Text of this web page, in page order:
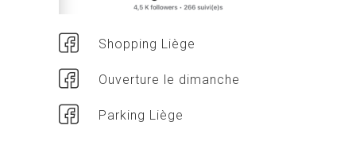
Shopping Liège
Ouverture le dimanche
Parking Liège